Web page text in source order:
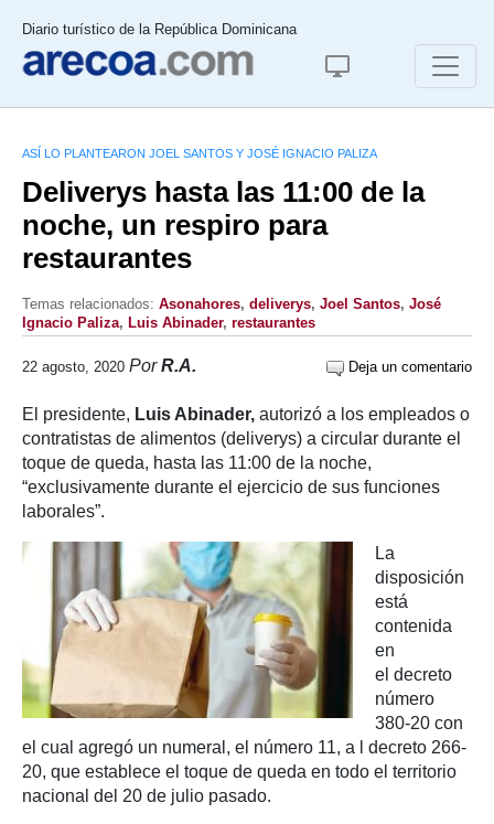
Diario turístico de la República Dominicana
ASÍ LO PLANTEARON JOEL SANTOS Y JOSÉ IGNACIO PALIZA
Deliverys hasta las 11:00 de la
noche, un respiro para
restaurantes
Temas relacionados: Asonahores, deliverys, Joel Santos, José
Ignacio Paliza, Luis Abinader, restaurantes
22 agosto, 2020 PorR.A. Deja un comentario
El presidente, Luis Abinader, autorizó a los empleados o
contratistas de alimentos (deliverys) a circular durante el
toque de queda, hasta las 11:00 de la noche,
“exclusivamente durante el ejercicio de sus funciones
laborales”.
La
disposición
está
contenida
en
el decreto
número
380-20 con
el cual agregó un numeral, el número 11, a l decreto 266-
20, que establece el toque de queda en todo el territorio
nacional del 20 de julio pasado.